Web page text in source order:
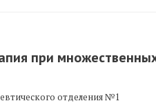
при
отделения №1